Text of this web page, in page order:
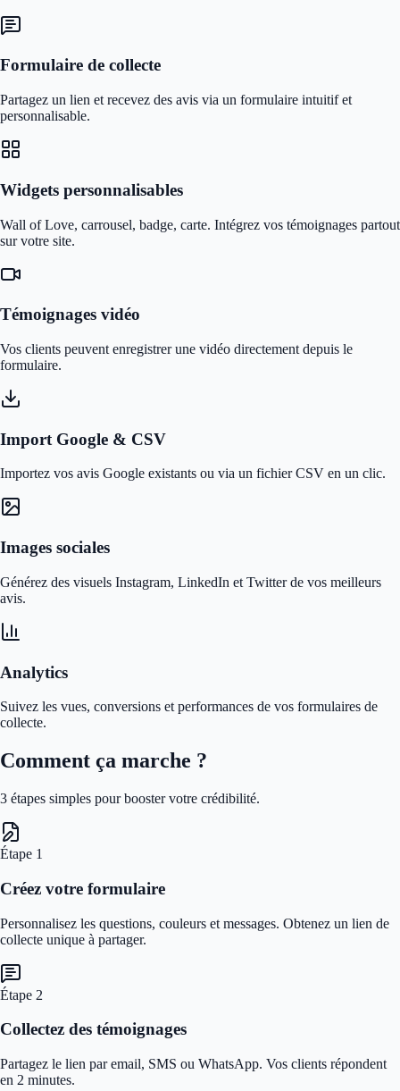
Formulaire de collecte
Partagez un lien et recevez des avis via un formulaire intuitif et
personnalisable.
Widgets personnalisables
Wall of Love, carrousel, badge, carte. Intégrez vos témoignages partout
sur votre site.
Témoignages vidéo
Vos clients peuvent enregistrer une vidéo directement depuis le
formulaire.
Import Google & CSV
Importez vos avis Google existants ou via un fichier CSV en un clic.
Images sociales
Générez des visuels Instagram, LinkedIn et Twitter de vos meilleurs
avis.
Analytics
Suivez les vues, conversions et performances de vos formulaires de
collecte.
Comment ça marche ?
3 étapes simples pour booster votre crédibilité.
Étape 1
Créez votre formulaire
Personnalisez les questions, couleurs et messages. Obtenez un lien de
collecte unique à partager.
Étape 2
Collectez des témoignages
Partagez le lien par email, SMS ou WhatsApp. Vos clients répondent
en 2 minutes.